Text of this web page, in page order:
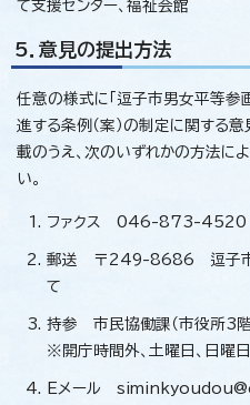
て支援センター、福祉会館
5．意見の提出方法
任意の様式に「逗子市男女平等
進する条例（案）の制定に関する意
載のうえ、次のいずれかの方法に
い。
ファクス 046-873-4520
郵送 〒249-8686 逗子市
て
持参 市民協働課（市役所3階
※開庁時間外、土曜日、日曜日
Eメール